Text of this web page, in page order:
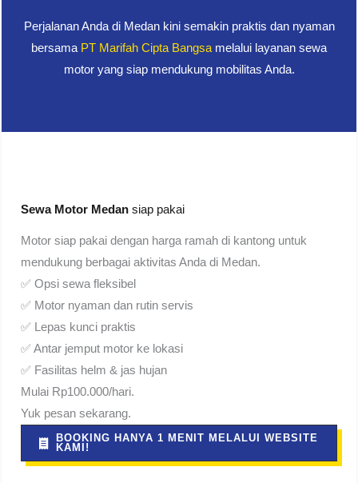
Perjalanan Anda di Medan kini semakin praktis dan nyaman
bersama PT Marifah Cipta Bangsa melalui layanan sewa
motor yang siap mendukung mobilitas Anda.
Sewa Motor Medansiap pakai
Motor siap pakai dengan harga ramah di kantong untuk
mendukung berbagai aktivitas Anda di Medan.
✅ Opsi sewa fleksibel
✅ Motor nyaman dan rutin servis
✅ Lepas kunci praktis
✅ Antar jemput motor ke lokasi
✅ Fasilitas helm & jas hujan
Mulai Rp100.000/hari.
Yuk pesan sekarang.
BOOKING HANYA 1 MENIT MELALUI WEBSITE
KAMI!